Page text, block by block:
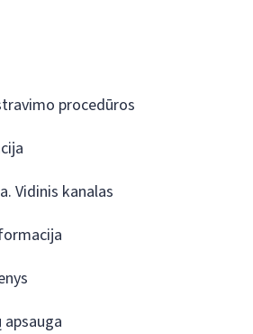
procedūros
Vidinis kanalas